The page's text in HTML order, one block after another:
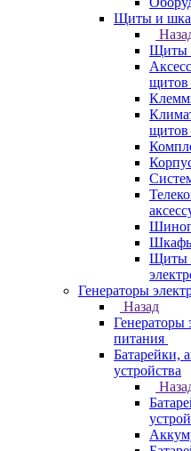
Щиты и
Щиты
щитов
щитов
Шкафы
Щиты
Генераторы
Назад
Генераторы
питания
Батарейки,
устройства